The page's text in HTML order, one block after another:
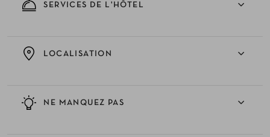
SERVICES DE L'HÔTEL
NE MANQUEZ PAS
LOCALISATION